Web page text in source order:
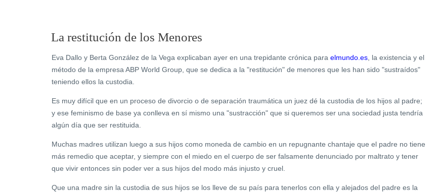
La restitución de los Menores
Eva Dallo y Berta González de la Vega explicaban ayer en una trepidante crónica para elmundo.es , la existencia y el
método de la empresa ABP World Group, que se dedica a la "restitución" de menores que les han sido "sustraídos"
teniendo ellos la custodia.
Es muy difícil que en un proceso de divorcio o de separación traumática un juez dé la custodia de los hijos al padre;
y ese feminismo de base ya conlleva en sí mismo una "sustracción" que si queremos ser una sociedad justa tendría
algún día que ser restituida.
Muchas madres utilizan luego a sus hijos como moneda de cambio en un repugnante chantaje que el padre no tiene
más remedio que aceptar, y siempre con el miedo en el cuerpo de ser falsamente denunciado por maltrato y tener
que vivir entonces sin poder ver a sus hijos del modo más injusto y cruel.
Que una madre sin la custodia de sus hijos se los lleve de su país para tenerlos con ella y alejados del padre es la